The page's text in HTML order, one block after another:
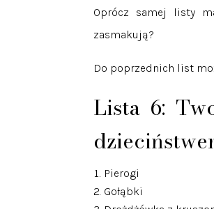
Oprócz samej listy
zasmakują?
Do poprzednich list
Lista 6:
Pierogi
Gołąbki